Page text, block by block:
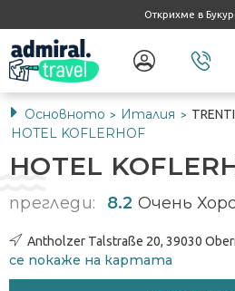
Открихме в
Основното > Италия >
HOTEL KOFLERHOF
HOTEL
прегледи: 8.2 Очень
Antholzer Talstraße 20, 39030
се ​​покаже на картата